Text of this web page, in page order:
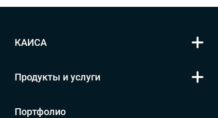
КАИСА
Продукты и услуги
Портфолио